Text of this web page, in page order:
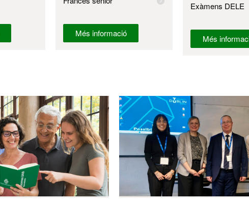
Més informació
Exàmens DELE
Més